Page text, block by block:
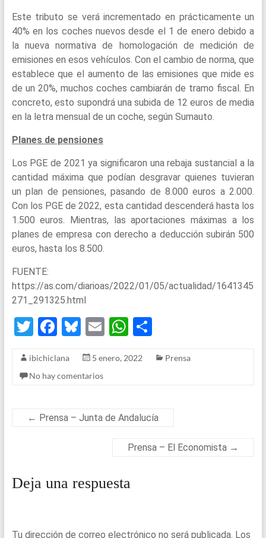
Este tributo se verá incrementado en prácticamente un
40% en los coches nuevos desde el 1 de enero debido a
la nueva normativa de homologación de medición de
emisiones en esos vehículos. Con el cambio de norma, que
establece que el aumento de las emisiones que mide es
de un 20%, muchos coches cambiarán de tramo fiscal. En
concreto, esto supondrá una subida de 12 euros de media
en la letra mensual de un coche, según Sumauto.
Planes de pensiones
Los PGE de 2021 ya significaron una rebaja sustancial a la
cantidad máxima que podían desgravar quienes tuvieran
un plan de pensiones, pasando de 8.000 euros a 2.000.
Con los PGE de 2022, esta cantidad descenderá hasta los
1.500 euros. Mientras, las aportaciones máximas a los
planes de empresa con derecho a deducción subirán 500
euros, hasta los 8.500.
FUENTE:
https://as.com/diarioas/2022/01/05/actualidad/1641345
271_291325.html
T
tt
er
F
ce
b
o
Bl
es
ky
E
ail
W
at
p
p
S
ar
ibichiclana 5 enero, 2022
Prensa
No hay comentarios
← Prensa – Junta de Andalucía
Prensa – El Economista →
Deja una respuesta
Tu dirección de correo electrónico no será publicada. Los